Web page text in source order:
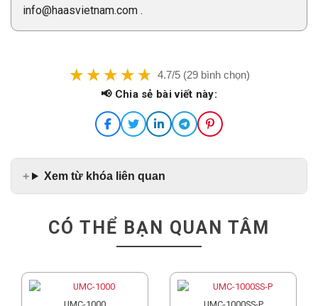
info@haasvietnam.com .
4.7/5 (29 bình chọn)
📢 Chia sẻ bài viết này:
Xem từ khóa liên quan
CÓ THỂ BẠN QUAN TÂM